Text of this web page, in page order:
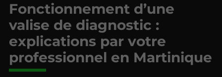
Fonctionnement d’une
valise de diagnostic :
explications par votre
professionnel en Martinique